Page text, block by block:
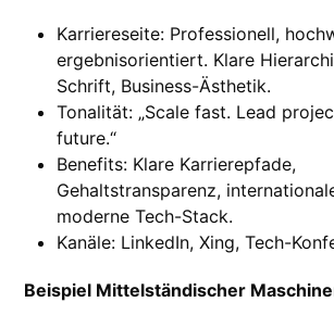
Karriereseite: Professionell,
ergebnisorientiert. Klare
Schrift, Business-Ästhetik.
Tonalität: „Scale fast. Lead
future.“
Benefits: Klare Karrierepfade,
Gehaltstransparenz,
moderne Tech-Stack.
Kanäle: LinkedIn, Xing, Tech-
Beispiel Mittelständischer